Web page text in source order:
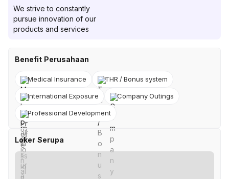
We strive to constantly
pursue innovation of our
products and services
Benefit Perusahaan
Medical Insurance THR / Bonus system
International Exposure Company Outings
Professional Development
Loker Serupa